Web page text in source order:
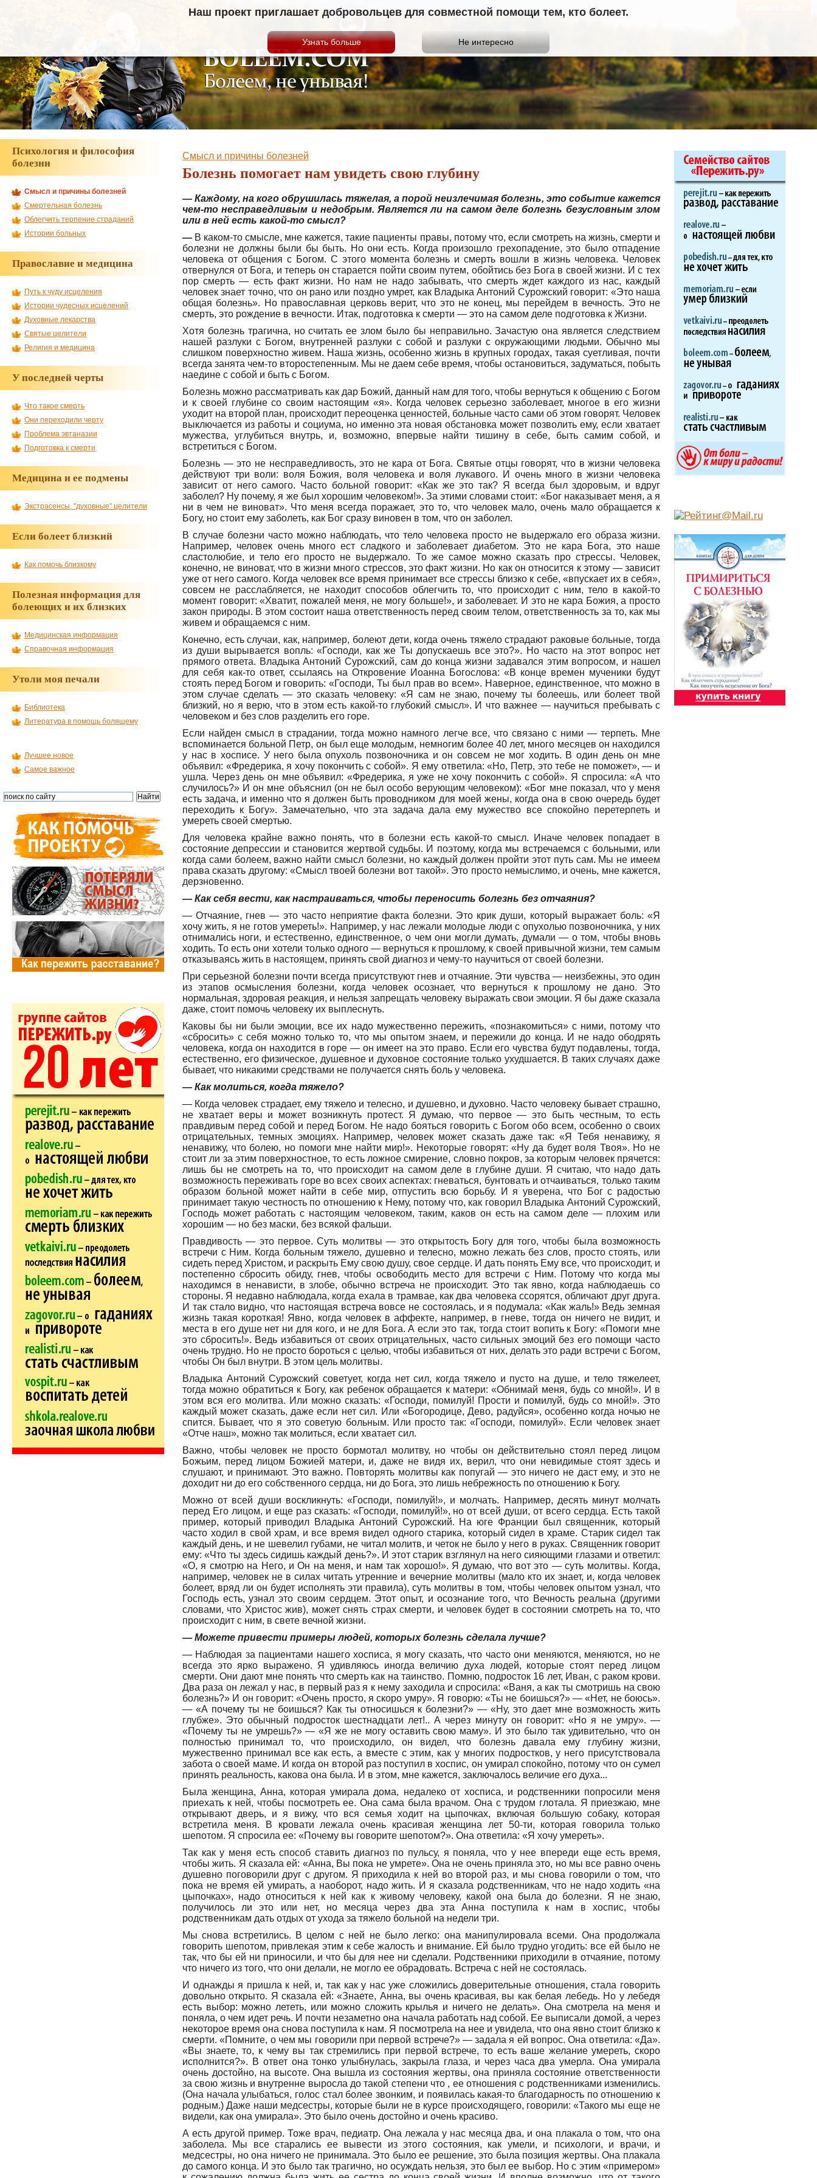
Наш проект приглашает добровольцев для совместной помощи тем, кто болеет.
Смысл и причины болезней
Болезнь помогает нам увидеть свою глубину
— Каждому, на кого обрушилась тяжелая, а порой неизлечимая болезнь, это событие кажется
чем-то несправедливым и недобрым. Является ли на самом деле болезнь безусловным злом
или в ней есть какой-то смысл?
— В каком-то смысле, мне кажется, такие пациенты правы, потому что, если смотреть на жизнь, смерти и
болезни не должны были бы быть. Но они есть. Когда произошло грехопадение, это было отпадение
человека от общения с Богом. С этого момента болезнь и смерть вошли в жизнь человека. Человек
отвернулся от Бога, и теперь он старается пойти своим путем, обойтись без Бога в своей жизни. И с тех
пор смерть — есть факт жизни. Но нам не надо забывать, что смерть ждет каждого из нас, каждый
человек знает точно, что он рано или поздно умрет, как Владыка Антоний Сурожский говорит: «Это наша
общая болезнь». Но православная церковь верит, что это не конец, мы перейдем в вечность. Это не
смерть, это рождение в вечности. Итак, подготовка к смерти — это на самом деле подготовка к Жизни.
Хотя болезнь трагична, но считать ее злом было бы неправильно. Зачастую она является следствием
нашей разлуки с Богом, внутренней разлуки с собой и разлуки с окружающими людьми. Обычно мы
слишком поверхностно живем. Наша жизнь, особенно жизнь в крупных городах, такая суетливая, почти
всегда занята чем-то второстепенным. Мы не даем себе время, чтобы остановиться, задуматься, побыть
наедине с собой и быть с Богом.
Болезнь можно рассматривать как дар Божий, данный нам для того, чтобы вернуться к общению с Богом
и к своей глубине со своим настоящим «я». Когда человек серьезно заболевает, многое в его жизни
уходит на второй план, происходит переоценка ценностей, больные часто сами об этом говорят. Человек
выключается из работы и социума, но именно эта новая обстановка может позволить ему, если хватает
мужества, углубиться внутрь, и, возможно, впервые найти тишину в себе, быть самим собой, и
встретиться с Богом.
Болезнь — это не несправедливость, это не кара от Бога. Святые отцы говорят, что в жизни человека
действуют три воли: воля Божия, воля человека и воля лукавого. И очень много в жизни человека
зависит от него самого. Часто больной говорит: «Как же это так? Я всегда был здоровым, и вдруг
заболел? Ну почему, я же был хорошим человеком!». За этими словами стоит: «Бог наказывает меня, а я
ни в чем не виноват». Что меня всегда поражает, это то, что человек мало, очень мало обращается к
Богу, но стоит ему заболеть, как Бог сразу виновен в том, что он заболел.
В случае болезни часто можно наблюдать, что тело человека просто не выдержало его образа жизни.
Например, человек очень много ест сладкого и заболевает диабетом. Это не кара Бога, это наше
сластолюбие, и тело его просто не выдержало. То же самое можно сказать про стрессы. Человек,
конечно, не виноват, что в жизни много стрессов, это факт жизни. Но как он относится к этому — зависит
уже от него самого. Когда человек все время принимает все стрессы близко к себе, «впускает их в себя»,
совсем не расслабляется, не находит способов облегчить то, что происходит с ним, тело в какой-то
момент говорит: «Хватит, пожалей меня, не могу больше!», и заболевает. И это не кара Божия, а просто
закон природы. В этом состоит наша ответственность перед своим телом, ответственность за то, как мы
живем и обращаемся с ним.
Конечно, есть случаи, как, например, болеют дети, когда очень тяжело страдают раковые больные, тогда
из души вырывается вопль: «Господи, как же Ты допускаешь все это?». Но часто на этот вопрос нет
прямого ответа. Владыка Антоний Сурожский, сам до конца жизни задавался этим вопросом, и нашел
для себя как-то ответ, ссылаясь на Откровение Иоанна Богослова: «В конце времен мученики будут
стоять перед Богом и говорить: «Господи, Ты был прав во всем». Наверное, единственное, что можно в
этом случае сделать — это сказать человеку: «Я сам не знаю, почему ты болеешь, или болеет твой
близкий, но я верю, что в этом есть какой-то глубокий смысл». И что важнее — научиться пребывать с
человеком и без слов разделить его горе.
Если найден смысл в страдании, тогда можно намного легче все, что связано с ними — терпеть. Мне
вспоминается больной Петр, он был еще молодым, немногим более 40 лет, много месяцев он находился
у нас в хосписе. У него была опухоль позвоночника и он совсем не мог ходить. В один день он мне
объявил: «Фредерика, я хочу покончить с собой». Я ему ответила: «Но, Петр, это тебе не поможет», — и
ушла. Через день он мне объявил: «Фредерика, я уже не хочу покончить с собой». Я спросила: «А что
случилось?» И он мне объяснил (он не был особо верующим человеком): «Бог мне показал, что у меня
есть задача, и именно что я должен быть проводником для моей жены, когда она в свою очередь будет
переходить к Богу». Замечательно, что эта задача дала ему мужество все спокойно перетерпеть и
умереть своей смертью.
Для человека крайне важно понять, что в болезни есть какой-то смысл. Иначе человек попадает в
состояние депрессии и становится жертвой судьбы. И поэтому, когда мы встречаемся с больными, или
когда сами болеем, важно найти смысл болезни, но каждый должен пройти этот путь сам. Мы не имеем
права сказать другому: «Смысл твоей болезни вот такой». Это просто немыслимо, и очень, мне кажется,
дерзновенно.
— Как себя вести, как настраиваться, чтобы переносить болезнь без отчаяния?
— Отчаяние, гнев — это часто неприятие факта болезни. Это крик души, который выражает боль: «Я
хочу жить, я не готов умереть!». Например, у нас лежали молодые люди с опухолью позвоночника, у них
отнимались ноги, и естественно, единственное, о чем они могли думать, думали — о том, чтобы вновь
ходить. То есть они хотели только одного — вернуться к прошлому, к своей привычной жизни, тем самым
отказываясь жить в настоящем, принять свой диагноз и чему-то научиться от своей болезни.
При серьезной болезни почти всегда присутствуют гнев и отчаяние. Эти чувства — неизбежны, это один
из этапов осмысления болезни, когда человек осознает, что вернуться к прошлому не дано. Это
нормальная, здоровая реакция, и нельзя запрещать человеку выражать свои эмоции. Я бы даже сказала
даже, стоит помочь человеку их выплеснуть.
Каковы бы ни были эмоции, все их надо мужественно пережить, «познакомиться» с ними, потому что
«сбросить» с себя можно только то, что мы опытом знаем, и пережили до конца. И не надо ободрять
человека, когда он находится в горе — он имеет на это право. Если его чувства будут подавлены, тогда,
естественно, его физическое, душевное и духовное состояние только ухудшается. В таких случаях даже
бывает, что никакими средствами не получается снять боль у человека.
— Как молиться, когда тяжело?
— Когда человек страдает, ему тяжело и телесно, и душевно, и духовно. Часто человеку бывает страшно,
не хватает веры и может возникнуть протест. Я думаю, что первое — это быть честным, то есть
правдивым перед собой и перед Богом. Не надо бояться говорить с Богом обо всем, особенно о своих
отрицательных, темных эмоциях. Например, человек может сказать даже так: «Я Тебя ненавижу, я
ненавижу, что болею, но помоги мне найти мир!». Некоторые говорят: «Ну да будет воля Твоя». Но не
стоит ли за этим поверхностное, то есть ложное смирение, словно покров, за которым человек прячется:
лишь бы не смотреть на то, что происходит на самом деле в глубине души. Я считаю, что надо дать
возможность переживать горе во всех своих аспектах: гневаться, бунтовать и отчаиваться, только таким
образом больной может найти в себе мир, отпустить всю борьбу. И я уверена, что Бог с радостью
принимает такую честность по отношению к Нему, потому что, как говорил Владыка Антоний Сурожский,
Господь может работать с настоящим человеком, таким, каков он есть на самом деле — плохим или
хорошим — но без маски, без всякой фальши.
Правдивость — это первое. Суть молитвы — это открытость Богу для того, чтобы была возможность
встречи с Ним. Когда больным тяжело, душевно и телесно, можно лежать без слов, просто стоять, или
сидеть перед Христом, и раскрыть Ему свою душу, свое сердце. И дать понять Ему все, что происходит, и
постепенно сбросить обиду, гнев, чтобы освободить место для встречи с Ним. Потому что когда мы
находимся в ненависти, в злобе, обычно встреча не происходит. Это так явно, когда наблюдаешь со
стороны. Я недавно наблюдала, когда ехала в трамвае, как два человека ссорятся, обличают друг друга.
И так стало видно, что настоящая встреча вовсе не состоялась, и я подумала: «Как жаль!» Ведь земная
жизнь такая короткая! Явно, когда человек в аффекте, например, в гневе, тогда он ничего не видит, и
места в его душе нет ни для кого, и не для Бога. А если это так, тогда стоит вопить к Богу: «Помоги мне
это сбросить!». Ведь избавиться от своих отрицательных, часто сильных эмоций без его помощи часто
очень трудно. Но не просто бороться с целью, чтобы избавиться от них, делать это ради встречи с Богом,
чтобы Он был внутри. В этом цель молитвы.
Владыка Антоний Сурожский советует, когда нет сил, когда тяжело и пусто на душе, и тело тяжелеет,
тогда можно обратиться к Богу, как ребенок обращается к матери: «Обнимай меня, будь со мной!». И в
этом вся его молитва. Или можно сказать: «Господи, помилуй! Прости и помилуй, будь со мной!». Это
каждый может сказать, даже если нет сил. Или «Богородице, Дево, радуйся», особенно когда ночью не
спится. Бывает, что я это советую больным. Или просто так: «Господи, помилуй». Если человек знает
«Отче наш», можно так молиться, если хватает сил.
Важно, чтобы человек не просто бормотал молитву, но чтобы он действительно стоял перед лицом
Божьим, перед лицом Божией матери, и, даже не видя их, верил, что они невидимые стоят здесь и
слушают, и принимают. Это важно. Повторять молитвы как попугай — это ничего не даст ему, и это не
доходит ни до его собственного сердца, ни до Бога, это лишь небрежность по отношению к Богу.
Можно от всей души воскликнуть: «Господи, помилуй!», и молчать. Например, десять минут молчать
перед Его лицом, и еще раз сказать: «Господи, помилуй!», но от всей души, от всего сердца. Есть такой
пример, который приводил Владыка Антоний Сурожский. На юге Франции был священник, который
часто ходил в свой храм, и все время видел одного старика, который сидел в храме. Старик сидел так
каждый день, и не шевелил губами, не читал молитв, и четок не было у него в руках. Священник говорит
ему: «Что ты здесь сидишь каждый день?». И этот старик взглянул на него сияющими глазами и ответил:
«О, я смотрю на Него, и Он на меня, и нам так хорошо!». Я думаю, что вот это — суть молитвы. Когда,
например, человек не в силах читать утренние и вечерние молитвы (мало кто их знает, и, когда человек
болеет, вряд ли он будет исполнять эти правила), суть молитвы в том, чтобы человек опытом узнал, что
Господь есть, узнал это своим сердцем. Этот опыт, и осознание того, что Вечность реальна (другими
словами, что Христос жив), может снять страх смерти, и человек будет в состоянии смотреть на то, что
происходит с ним, в свете вечной жизни.
— Можете привести примеры людей, которых болезнь сделала лучше?
— Наблюдая за пациентами нашего хосписа, я могу сказать, что часто они меняются, меняются, но не
всегда это ярко выражено. Я удивляюсь иногда величию духа людей, которые стоят перед лицом
смерти. Они дают мне понять что смерть как на таинство. Помню, подросток 16 лет, Иван, с раком крови.
Два раза он лежал у нас, в первый раз я к нему заходила и спросила: «Ваня, а как ты смотришь на свою
болезнь?» И он говорит: «Очень просто, я скоро умру». Я говорю: «Ты не боишься?» — «Нет, не боюсь».
— «А почему ты не боишься? Как ты относишься к болезни?» — «Ну, это дает мне возможность жить
глубже». Это обычный подросток шестнадцати лет!.. А через минуту он говорит: «Но я не умру». —
«Почему ты не умрешь?» — «Я же не могу оставить свою маму». И это было так удивительно, что он
полностью принимал то, что происходило, он видел, что болезнь давала ему глубину жизни,
мужественно принимал все как есть, а вместе с этим, как у многих подростков, у него присутствовала
забота о своей маме. И когда он второй раз поступил в хоспис, он умирал спокойно, потому что он сумел
принять реальность, какова она была. И в этом, мне кажется, заключалось величие его духа...
Была женщина, Анна, которая умирала дома, недалеко от хосписа, и родственники попросили меня
приехать к ней, чтобы посмотреть ее. Она сама была врачом. Она с трудом глотала. Я приезжаю, мне
открывают дверь, и я вижу, что вся семья ходит на цыпочках, включая большую собаку, которая
встретила меня. В кровати лежала очень красивая женщина лет 50-ти, которая говорила только
шепотом. Я спросила ее: «Почему вы говорите шепотом?». Она ответила: «Я хочу умереть».
Так как у меня есть способ ставить диагноз по пульсу, я поняла, что у нее впереди еще есть время,
чтобы жить. Я сказала ей: «Анна, Вы пока не умрете». Она не очень приняла это, но мы все равно очень
душевно поговорили друг с другом. Я приходила к ней во второй раз, и мы снова говорили о том, что
пока не время ей умирать, а наоборот, надо жить. И я сказала родственникам, что не надо ходить «на
цыпочках», надо относиться к ней как к живому человеку, какой она была до болезни. Я не знаю,
получилось ли это или нет, но месяца через два эта Анна поступила к нам в хоспис, чтобы
родственникам дать отдых от ухода за тяжело больной на недели три.
Мы снова встретились. В целом с ней не было легко: она манипулировала всеми. Она продолжала
говорить шепотом, привлекая этим к себе жалость и внимание. Ей было трудно угодить: все ей было не
так, что бы ей ни приносили, и что бы для нее ни сделали. Родственники приходили в отчаяние, потому
что ничего из того, что они делали, не могло ее обрадовать. Встреча с ней не состоялась.
И однажды я пришла к ней, и, так как у нас уже сложились доверительные отношения, стала говорить
довольно открыто. Я сказала ей: «Знаете, Анна, вы очень красивая, вы как белая лебедь. Но у лебедя
есть выбор: можно лететь, или можно сложить крылья и ничего не делать». Она смотрела на меня и
поняла, о чем идет речь. И почти незаметно она начала работать над собой. Ее выписали домой, а через
некоторое время она снова поступила к нам. Я посмотрела на нее и увидела, что она явно стоит близко к
смерти. «Помните, о чем мы говорили при первой встрече?» — задала я ей вопрос. Она ответила: «Да».
«Вы знаете, то, к чему вы так стремились при первой встрече, то есть ваше желание умереть, скоро
исполнится?». В ответ она тонко улыбнулась, закрыла глаза, и через часа два умерла. Она умирала
очень достойно, на высоте. Она вышла из состояния жертвы, она приняла состояние ответственности
за свою жизнь и внутренне выросла до такой степени что , ее отношения с родственниками изменились.
(Она начала улыбаться, голос стал более звонким, и появилась какая-то благодарность по отношению к
родным.) Даже наши медсестры, которые были не в курсе происходящего, говорили: «Такого мы еще не
видели, как она умирала». Это было очень достойно и очень красиво.
А есть другой пример. Тоже врач, педиатр. Она лежала у нас месяца два, и она плакала о том, что она
заболела. Мы все старались ее вывести из этого состояния, как умели, и психологи, и врачи, и
медсестры, но она ничего не принимала. Это было ее решение, это была позиция жертвы. Она плакала
до самого конца. И это было так трагично, но осуждать нельзя, это был ее выбор. Но с этим «примером»
Психология и философия
болезни
Смысл и причины болезней
Смертельная болезнь
Облегчить терпение страданий
Истории больных
Православие и медицина
Путь к чуду исцеления
Истории чудесных исцелений
Духовные лекарства
Святые целители
Религия и медицина
У последней черты
Что такое смерть
Они переходили черту
Проблема эвтаназии
Подготовка к смерти
Медицина и ее подмены
Экстрасенсы, "духовные" целители
Если болеет близкий
Как помочь близкому
Полезная информация для
болеющих и их близких
Медицинская информация
Справочная информация
Утоли моя печали
Библиотека
Литература в помощь болящему
Лучшее новое
Самое важное